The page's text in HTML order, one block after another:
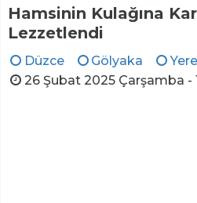
Hamsinin Kulağına
Lezzetlendi
Düzce Gölyaka
26 Şubat 2025 Çarşamba -